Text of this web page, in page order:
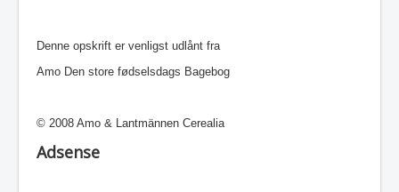
Denne opskrift er venligst udlånt fra
Amo Den store fødselsdags Bagebog
© 2008 Amo & Lantmännen Cerealia
Adsense